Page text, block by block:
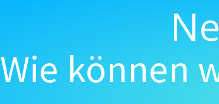
Wie können